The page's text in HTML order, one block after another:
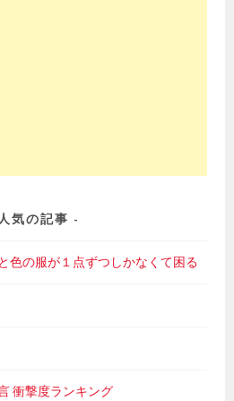
人気の記事
色の服が１点ずつしかなくて困る
衝撃度ランキング